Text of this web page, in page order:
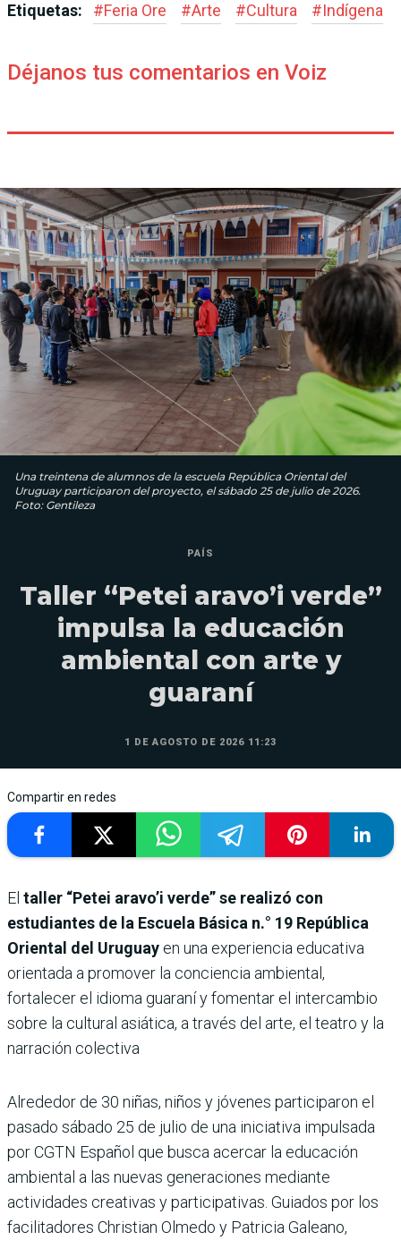
Etiquetas: #Feria Ore #Arte #Cultura #Indígena
Déjanos tus comentarios en Voiz
Una treintena de alumnos de la escuela República Oriental del
Uruguay participaron del proyecto, el sábado 25 de julio de 2026.
Foto: Gentileza
PAÍS
Taller “Petei aravo’i verde”
impulsa la educación
ambiental con arte y
guaraní
1 DE AGOSTO DE 2026 11:23
Compartir en redes
El taller “Petei aravo’i verde” se realizó con
estudiantes de la Escuela Básica n.° 19 República
Oriental del Uruguay en una experiencia educativa
orientada a promover la conciencia ambiental,
fortalecer el idioma guaraní y fomentar el intercambio
sobre la cultural asiática, a través del arte, el teatro y la
narración colectiva
Alrededor de 30 niñas, niños y jóvenes participaron el
pasado sábado 25 de julio de una iniciativa impulsada
por CGTN Español que busca acercar la educación
ambiental a las nuevas generaciones mediante
actividades creativas y participativas. Guiados por los
facilitadores Christian Olmedo y Patricia Galeano,